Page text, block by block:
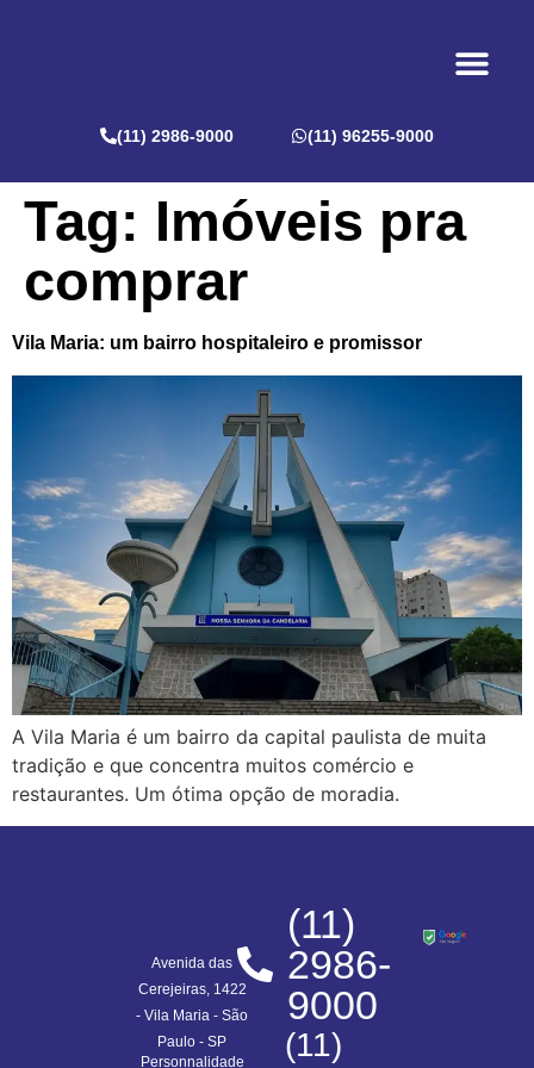
(11) 2986-9000 (11) 96255-9000
Tag: Imóveis pra
comprar
Vila Maria: um bairro hospitaleiro e promissor
A Vila Maria é um bairro da capital paulista de muita
tradição e que concentra muitos comércio e
restaurantes. Um ótima opção de moradia.
Avenida das
Cerejeiras, 1422
- Vila Maria - São
Paulo - SP​
Personnalidade
(11)
2986-
9000
(11)